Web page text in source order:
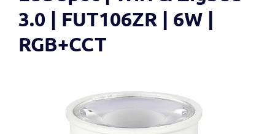
3.0 | FUT106ZR | 6W |
RGB+CCT